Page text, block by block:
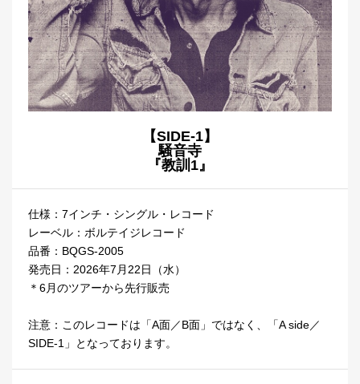
【SIDE-1】
騒音寺
『教訓1』
仕様：7インチ・シングル・レコード
レーベル：ボルテイジレコード
品番：BQGS-2005
発売日：2026年7月22日（水）
＊6月のツアーから先行販売
注意：このレコードは「A面／B面」ではなく、「A side／
SIDE-1」となっております。